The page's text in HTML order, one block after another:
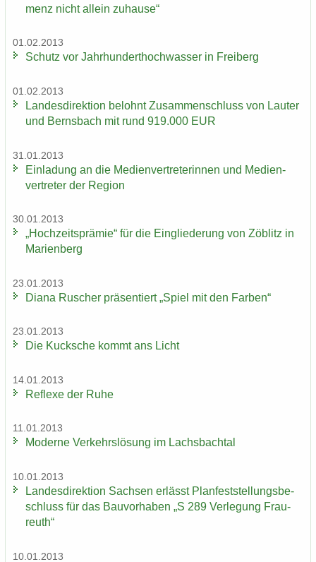
menz nicht al­lein zu­hau­se“
01.02.2013
Schutz vor Jahr­hun­dert­hoch­was­ser in Frei­berg
01.02.2013
Lan­des­di­rek­ti­on be­lohnt Zu­sam­men­schluss von Lau­ter
und Berns­bach mit rund 919.000 EUR
31.01.2013
Ein­la­dung an die Me­di­en­ver­tre­te­rin­nen und Me­di­en­
ver­tre­ter der Re­gi­on
30.01.2013
„Hoch­zeits­prä­mie“ für die Ein­glie­de­rung von Zö­blitz in
Ma­ri­en­berg
23.01.2013
Diana Ru­scher prä­sen­tiert „Spiel mit den Far­ben“
23.01.2013
Die Kuck­sche kommt ans Licht
14.01.2013
Re­fle­xe der Ruhe
11.01.2013
Mo­der­ne Ver­kehrs­lö­sung im Lachs­bach­tal
10.01.2013
Lan­des­di­rek­ti­on Sach­sen er­lässt Plan­fest­stel­lungs­be­
schluss für das Bau­vor­ha­ben „S 289 Ver­le­gung Frau­
reuth“
10.01.2013